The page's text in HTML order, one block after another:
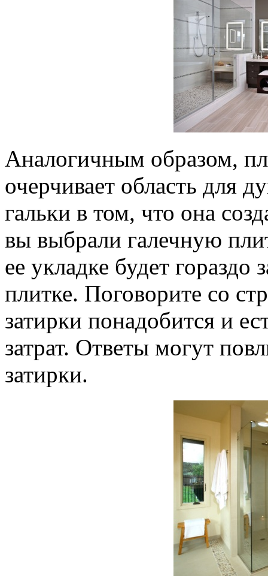
Аналогичным образом,
очерчивает область для
гальки в том, что она
вы выбрали галечную
ее укладке будет
плитке. Поговорите со
затирки понадобится и
затрат. Ответы могут
затирки.